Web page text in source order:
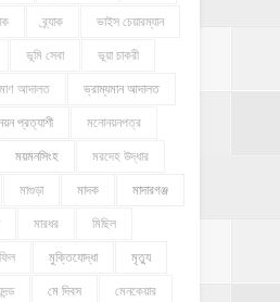
ব্র্যাক ভাইস চেয়ারম্যান
ভূমি সেবা ভূয়া চাকরী
আদালত ভ্রাম্যমান আদালত
প্রত্যাশী মনোনয়নপত্র
ময়মনসিংহ মরদেহ উদ্ধার
মাগুড়া মাদক মাদারগঞ্জ
মারধর মিছিল
মুক্তিযোদ্ধা মৃত্যু
মে দিবস মেনকেয়ার